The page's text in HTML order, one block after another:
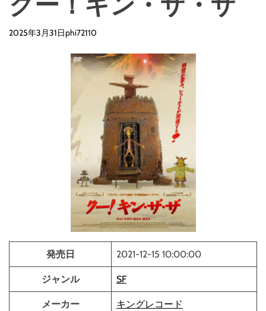
2025年3月31日phi72110
発売日 2021-12-15 10:00:00
ジャンル SF
メーカー キングレコード